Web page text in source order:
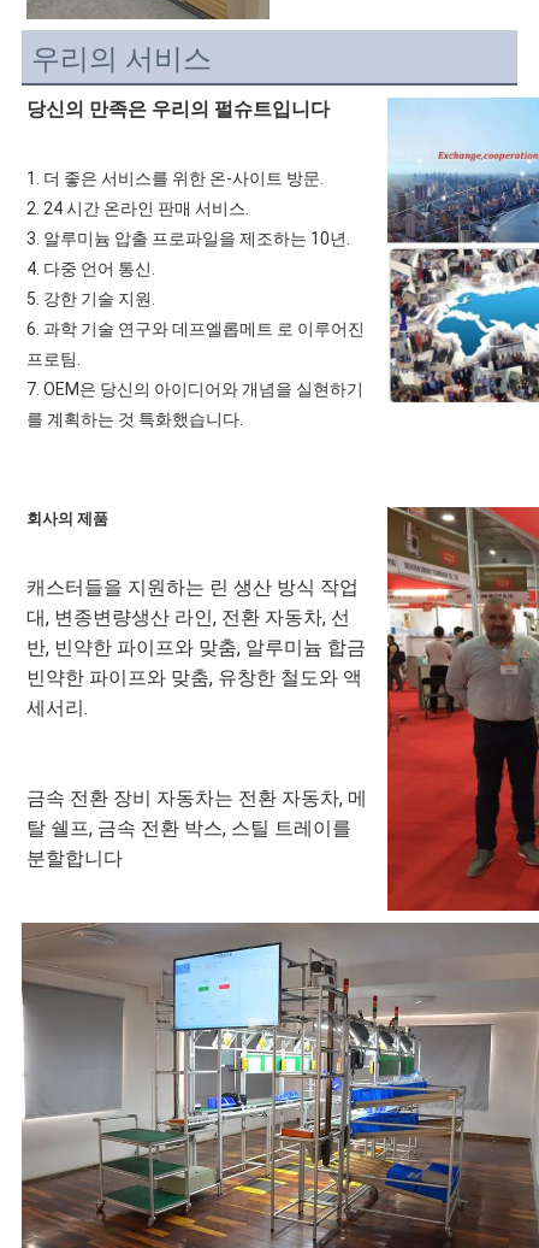
우리의 서비스
당신의 만족은 우리의 펄슈트입니다
1. 더 좋은 서비스를 위한 온-사이트 방문.
2. 24 시간 온라인 판매 서비스.
3. 알루미늄 압출 프로파일을 제조하는 10년.
4. 다중 언어 통신.
5. 강한 기술 지원.
6. 과학 기술 연구와 데프엘롭메트 로 이루어진
프로팀.
7. OEM은 당신의 아이디어와 개념을 실현하기
를 계획하는 것 특화했습니다.
회사의 제품
캐스터들을 지원하는 린 생산 방식 작업
대, 변종변량생산 라인, 전환 자동차, 선
반, 빈약한 파이프와 맞춤, 알루미늄 합금
빈약한 파이프와 맞춤, 유창한 철도와 액
세서리.
금속 전환 장비 자동차는 전환 자동차, 메
탈 쉘프, 금속 전환 박스, 스틸 트레이를
분할합니다